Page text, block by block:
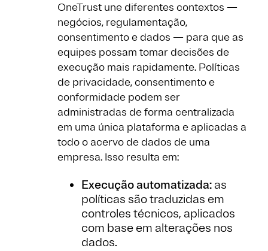
OneTrust une diferentes contextos —
negócios, regulamentação,
consentimento e dados — para que as
equipes possam tomar decisões de
execução mais rapidamente. Políticas
de privacidade, consentimento e
conformidade podem ser
administradas de forma centralizada
em uma única plataforma e aplicadas a
todo o acervo de dados de uma
empresa. Isso resulta em:
Execução automatizada: as
políticas são traduzidas em
controles técnicos, aplicados
com base em alterações nos
dados.